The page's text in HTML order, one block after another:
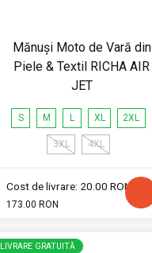
Mănuși Moto de Vară din
Piele & Textil RICHA AIR
JET
S M L XL 2XL
3XL 4XL
Cost de livrare: 20.00 RON
173.00 RON
LIVRARE GRATUITĂ